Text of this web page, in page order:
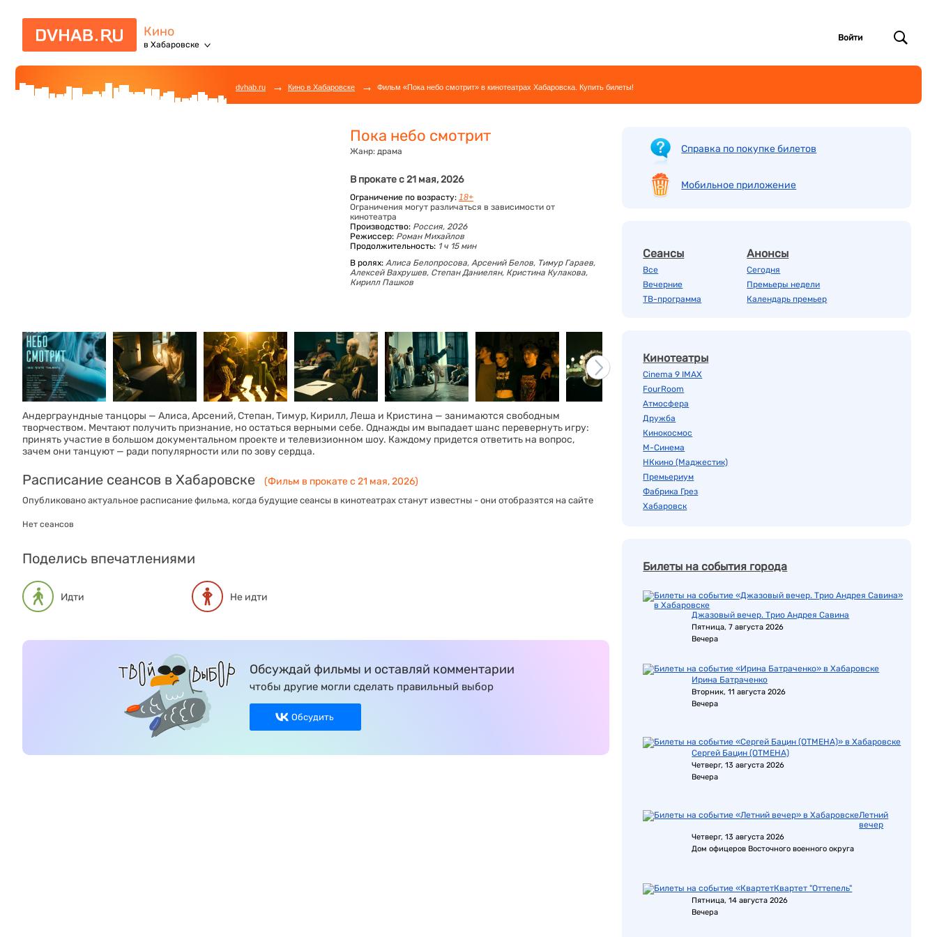
Кино
в Хабаровске
Войти
dvhab.ru → Кино в Хабаровске → Фильм «Пока небо смотрит» в кинотеатрах Хабаровска. Купить билеты!
Пока небо смотрит
Жанр: драма
В прокате с 21 мая, 2026
Ограничение по возрасту: 18+
Ограничения могут различаться в зависимости от
кинотеатра
Производство: Россия, 2026
Режиссер: Роман Михайлов
Продолжительность: 1 ч 15 мин
В ролях: Алиса Белопросова, Арсений Белов, Тимур Гараев,
Алексей Вахрушев, Степан Даниелян, Кристина Кулакова,
Кирилл Пашков
Андерграундные танцоры — Алиса, Арсений, Степан, Тимур, Кирилл, Леша и Кристина — занимаются свободным
творчеством. Мечтают получить признание, но остаться верными себе. Однажды им выпадает шанс перевернуть игру:
принять участие в большом документальном проекте и телевизионном шоу. Каждому придется ответить на вопрос,
зачем они танцуют — ради популярности или по зову сердца.
Расписание сеансов в Хабаровске (Фильм в прокате с 21 мая, 2026)
Опубликовано актуальное расписание фильма, когда будущие сеансы в кинотеатрах станут известны - они отобразятся на сайте
Нет сеансов
Поделись впечатлениями
Идти Не идти
Обсуждай фильмы и оставляй комментарии
чтобы другие могли сделать правильный выбор
Обсудить
Справка по покупке билетов
Мобильное приложение
Сеансы
Все
Вечерние
ТВ-программа
Анонсы
Сегодня
Премьеры недели
Календарь премьер
Кинотеатры
Cinema 9 IMAX
FourRoom
Атмосфера
Дружба
Кинокосмос
М-Синема
НКкино (Маджестик)
Премьериум
Фабрика Грез
Хабаровск
Билеты на события города
Джазовый вечер. Трио Андрея Савина
Пятница, 7 августа 2026
Вечера
Ирина Батраченко
Вторник, 11 августа 2026
Вечера
Сергей Бацин (ОТМЕНА)
Четверг, 13 августа 2026
Вечера
Летний
вечер
Четверг, 13 августа 2026
Дом офицеров Восточного военного округа
Квартет "Оттепель"
Пятница, 14 августа 2026
Вечера